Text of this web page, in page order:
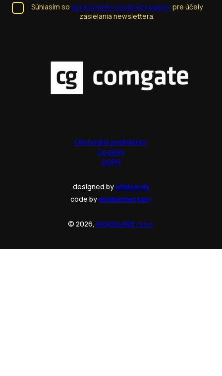
Súhlasím so spracúvaním osobných údajovpre účely
zasielania newslettera.
Obchodné podmienky
Cookies
GDPR
designed bywildcards
code bywisdomfactory
© 2026, KANCELARIE, s.r.o.